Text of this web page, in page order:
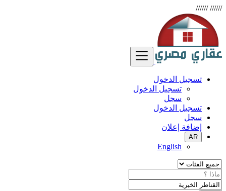
//////
//////
تسجيل الدخول
تسجيل الدخول
سجل
تسجيل الدخول
سجل
إضافة إعلان
AR
English